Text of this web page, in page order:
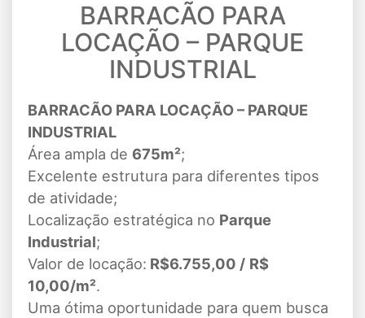
BARRACÃO PARA
LOCAÇÃO – PARQUE
INDUSTRIAL
BARRACÃO PARA LOCAÇÃO – PARQUE
INDUSTRIAL
Área ampla de 675m²;
Excelente estrutura para diferentes tipos
de atividade;
Localização estratégica no Parque
Industrial;
Valor de locação: R$6.755,00 / R$
10,00/m².
Uma ótima oportunidade para quem busca